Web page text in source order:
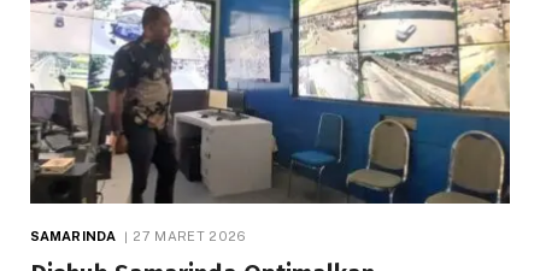
SAMARINDA 27 MARET 2026